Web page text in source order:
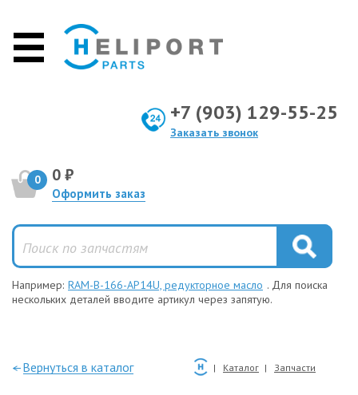
+7 (903) 129-55-25
Заказать звонок
0 0 ₽
Оформить заказ
Например: RAM-B-166-AP14U, редукторное масло . Для поиска
нескольких деталей вводите артикул через запятую.
—Вернуться в каталог Каталог Запчасти